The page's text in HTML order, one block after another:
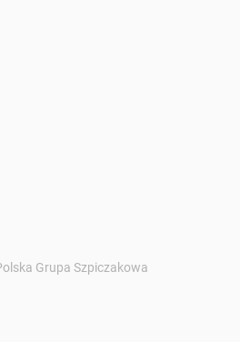
Grupa Szpiczakowa